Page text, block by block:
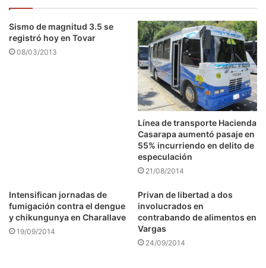
Sismo de magnitud 3.5 se
registró hoy en Tovar
08/03/2013
Línea de transporte Hacienda
Casarapa aumentó pasaje en
55% incurriendo en delito de
especulación
21/08/2014
Intensifican jornadas de
fumigación contra el dengue
y chikungunya en Charallave
19/09/2014
Privan de libertad a dos
involucrados en
contrabando de alimentos en
Vargas
24/09/2014